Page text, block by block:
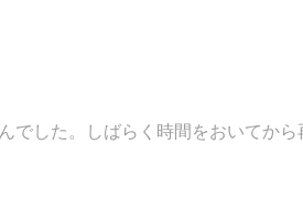
でした。しばらく時間をおいてから